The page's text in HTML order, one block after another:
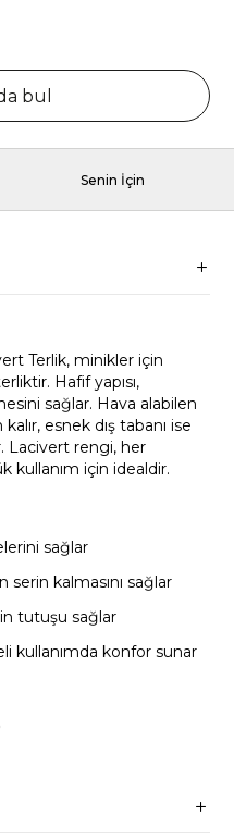
bul
Senin İçin
Terlik, minikler için
Hafif yapısı,
sağlar. Hava alabilen
esnek dış tabanı ise
Lacivert rengi, her
kullanım için idealdir.
sağlar
serin kalmasını sağlar
tutuşu sağlar
kullanımda konfor sunar